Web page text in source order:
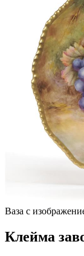
Ваза с
Клейма